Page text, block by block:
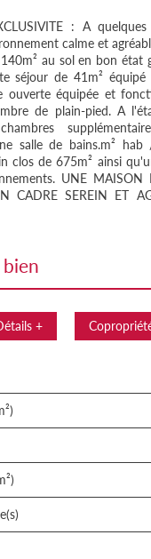
: A
calme et
au sol en bon état
séjour de 41m²
ouverte équipée et
de plain-pied. A
salle de bains.m²
clos de 675m² ainsi
UNE MAISON
CADRE SEREIN ET
bien
+